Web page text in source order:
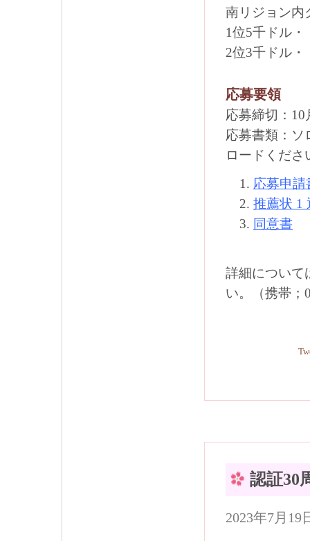
南リジョン内
1位5千ドル・
2位3千ドル・
応募要領
応募締切：10
応募書類：ソ
ロードくださ
応募申請
推薦状 1
同意書
詳細について
い。（携帯；
認証30
2023年7月